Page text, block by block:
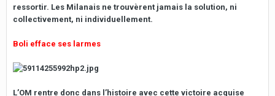
ressortir. Les Milanais ne trouvèrent jamais la solution, ni
collectivement, ni individuellement.
Boli efface ses larmes
L’OM rentre donc dans l’histoire avec cette victoire acquise